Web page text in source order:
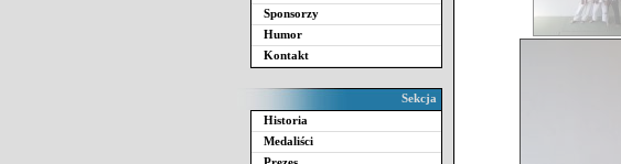
Sponsorzy
Humor
Kontakt
Sekcja
Historia
Medaliści